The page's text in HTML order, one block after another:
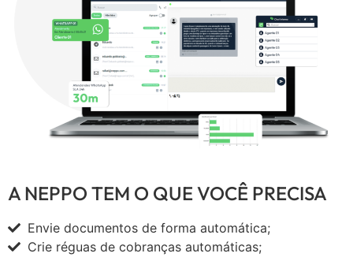
A NEPPO TEM O QUE VOCÊ PRECISA
Envie documentos de forma automática;
Crie réguas de cobranças automáticas;